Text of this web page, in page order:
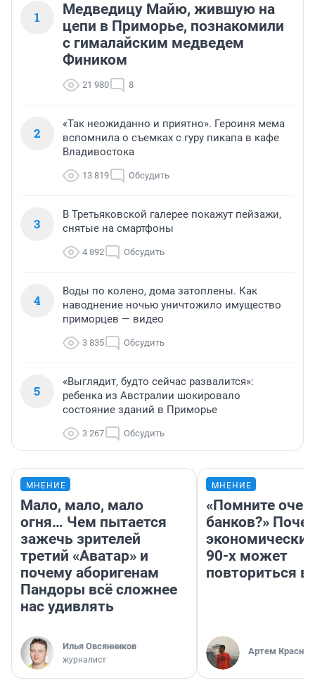
1
Медведицу Майю, жившую на
цепи в Приморье, познакомили
с гималайским медведем
Фиником
21 980 8
2
«Так неожиданно и приятно». Героиня мема
вспомнила о съемках с гуру пикапа в кафе
Владивостока
13 819 Обсудить
3
В Третьяковской галерее покажут пейзажи,
снятые на смартфоны
4 892 Обсудить
4
Воды по колено, дома затоплены. Как
наводнение ночью уничтожило имущество
приморцев — видео
3 835 Обсудить
5
«Выглядит, будто сейчас развалится»:
ребенка из Австралии шокировало
состояние зданий в Приморье
3 267 Обсудить
МНЕНИЕ
Мало, мало, мало
огня… Чем пытается
зажечь зрителей
третий «Аватар» и
почему аборигенам
Пандоры всё сложнее
нас удивлять
Илья Овсянников
журналист
МНЕНИЕ
«Помните
банков?»
90-х может
повториться
Артем Краснов